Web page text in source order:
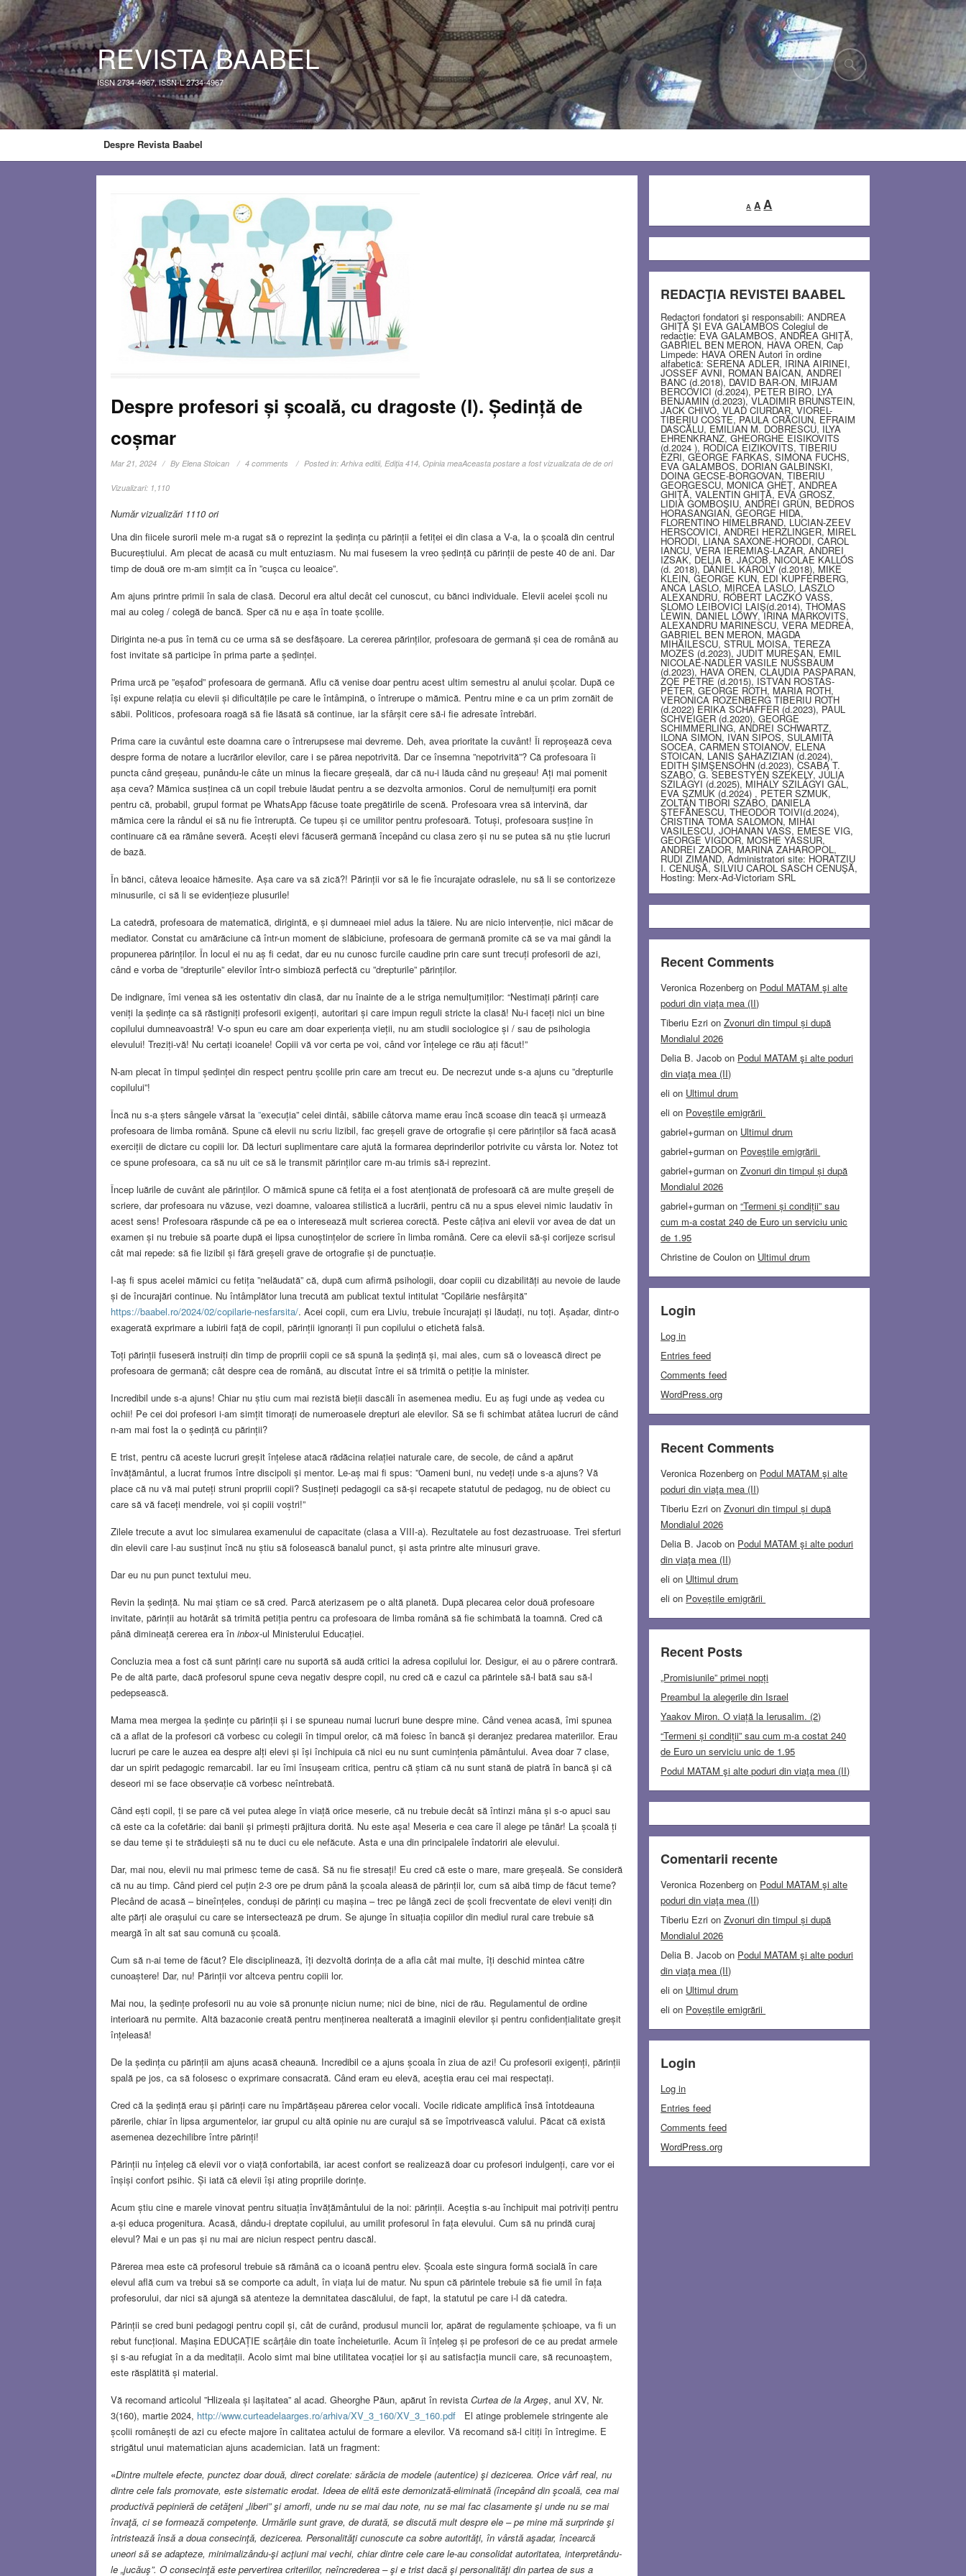
REVISTA BAABEL
ISSN 2734-4967, ISSN-L 2734-4967
Despre Revista Baabel
Despre profesori și școală, cu dragoste (I). Ședință de
coșmar
Mar 21, 2024 ByElena Stoican 4 comments Posted in:Arhiva editii,Ediţia 414,Opinia meaAceasta postare a fost vizualizata de de ori
Vizualizari: 1,110
Număr vizualizări 1110 ori
Una din fiicele surorii mele m-a rugat să o reprezint la ședința cu părinții a fetiței ei din clasa a V-a, la o școală din centrul
Bucureștiului. Am plecat de acasă cu mult entuziasm. Nu mai fusesem la vreo ședință cu părinții de peste 40 de ani. Dar
timp de două ore m-am simțit ca în ”cușca cu leoaice”.
Am ajuns printre primii în sala de clasă. Decorul era altul decât cel cunoscut, cu bănci individuale. Elevii acelei școli nu
mai au coleg / colegă de bancă. Sper că nu e așa în toate școlile.
Diriginta ne-a pus în temă cu ce urma să se desfășoare. La cererea părinților, profesoara de germană și cea de română au
fost invitate să participe în prima parte a ședinței.
Prima urcă pe ”eșafod” profesoara de germană. Aflu că venise doar pentru acest ultim semestru al anului școlar. După ce
își expune relația cu elevii și dificultățile pe care le întâmpină, o întrerupe o mămică. Pentru mine e ca un prim zornăit de
săbii. Politicos, profesoara roagă să fie lăsată să continue, iar la sfârșit cere să-i fie adresate întrebări.
Prima care ia cuvântul este doamna care o întrerupsese mai devreme. Deh, avea prioritate la cuvânt! Îi reproșează ceva
despre forma de notare a lucrărilor elevilor, care i se părea nepotrivită. Dar ce însemna ”nepotrivită”? Că profesoara îi
puncta când greșeau, punându-le câte un minus la fiecare greșeală, dar că nu-i lăuda când nu greșeau! Ați mai pomenit
așa ceva? Mămica susținea că un copil trebuie lăudat pentru a se dezvolta armonios. Corul de nemulțumiți era pornit
pentru că, probabil, grupul format pe WhatsApp făcuse toate pregătirile de scenă. Profesoara vrea să intervină, dar
mămica cere la rândul ei să nu fie întreruptă. Ce tupeu și ce umilitor pentru profesoară. Totuși, profesoara susține în
continuare că ea rămâne severă. Acești elevi făcuseră germană începând cu clasa zero și nu se putea să nu știe lucruri
de bază.
În bănci, câteva leoaice hămesite. Așa care va să zică?! Părinții vor să le fie încurajate odraslele, nu să li se contorizeze
minusurile, ci să li se evidențieze plusurile!
La catedră, profesoara de matematică, dirigintă, e și dumneaei miel adus la tăiere. Nu are nicio intervenție, nici măcar de
mediator. Constat cu amărăciune că într-un moment de slăbiciune, profesoara de germană promite că se va mai gândi la
propunerea părinților. În locul ei nu aș fi cedat, dar eu nu cunosc furcile caudine prin care sunt trecuți profesorii de azi,
când e vorba de ”drepturile” elevilor într-o simbioză perfectă cu ”drepturile” părinților.
De indignare, îmi venea să ies ostentativ din clasă, dar nu înainte de a le striga nemulțumiților: “Nestimați părinți care
veniți la ședințe ca să răstigniți profesorii exigenți, autoritari și care impun reguli stricte la clasă! Nu-i faceți nici un bine
copilului dumneavoastră! V-o spun eu care am doar experiența vieții, nu am studii sociologice și / sau de psihologia
elevului! Treziți-vă! Nu certați icoanele! Copiii vă vor certa pe voi, când vor înțelege ce rău ați făcut!”
N-am plecat în timpul ședinței din respect pentru școlile prin care am trecut eu. De necrezut unde s-a ajuns cu ”drepturile
copilului”!
Încă nu s-a șters sângele vărsat la”execuția” celei dintâi, săbiile câtorva mame erau încă scoase din teacă și urmează
profesoara de limba română. Spune că elevii nu scriu lizibil, fac greșeli grave de ortografie și cere părinților să facă acasă
exerciții de dictare cu copiii lor. Dă lecturi suplimentare care ajută la formarea deprinderilor potrivite cu vârsta lor. Notez tot
ce spune profesoara, ca să nu uit ce să le transmit părinților care m-au trimis să-i reprezint.
Încep luările de cuvânt ale părinților. O mămică spune că fetița ei a fost atenționată de profesoară că are multe greșeli de
scriere, dar profesoara nu văzuse, vezi doamne, valoarea stilistică a lucrării, pentru că nu a spus elevei nimic laudativ în
acest sens! Profesoara răspunde că pe ea o interesează mult scrierea corectă. Peste câțiva ani elevii vor avea de dat un
examen și nu trebuie să poarte după ei lipsa cunoștințelor de scriere în limba română. Cere ca elevii să-și corijeze scrisul
cât mai repede: să fie lizibil și fără greșeli grave de ortografie și de punctuație.
I-aș fi spus acelei mămici cu fetița ”nelăudată” că, după cum afirmă psihologii, doar copiii cu dizabilități au nevoie de laude
și de încurajări continue. Nu întâmplător luna trecută am publicat textul intitulat ”Copilărie nesfârșită”
https://baabel.ro/2024/02/copilarie-nesfarsita/. Acei copii, cum era Liviu, trebuie încurajați și lăudați, nu toți. Așadar, dintr-o
exagerată exprimare a iubirii față de copil, părinții ignoranți îi pun copilului o etichetă falsă.
Toți părinții fuseseră instruiți din timp de propriii copii ce să spună la ședință și, mai ales, cum să o lovească direct pe
profesoara de germană; cât despre cea de română, au discutat între ei să trimită o petiție la minister.
Incredibil unde s-a ajuns! Chiar nu știu cum mai rezistă bieții dascăli în asemenea mediu. Eu aș fugi unde aș vedea cu
ochii! Pe cei doi profesori i-am simțit timorați de numeroasele drepturi ale elevilor. Să se fi schimbat atâtea lucruri de când
n-am mai fost la o ședință cu părinții?
E trist, pentru că aceste lucruri greșit înțelese atacă rădăcina relației naturale care, de secole, de când a apărut
învățământul, a lucrat frumos între discipoli și mentor. Le-aș mai fi spus: ”Oameni buni, nu vedeți unde s-a ajuns? Vă
place că nu vă mai puteți struni propriii copii? Susțineți pedagogii ca să-și recapete statutul de pedagog, nu de obiect cu
care să vă faceți mendrele, voi și copiii voștri!”
Zilele trecute a avut loc simularea examenului de capacitate (clasa a VIII-a). Rezultatele au fost dezastruoase. Trei sferturi
din elevii care l-au susținut încă nu știu să folosească banalul punct, și asta printre alte minusuri grave.
Dar eu nu pun punct textului meu.
Revin la ședință. Nu mai știam ce să cred. Parcă aterizasem pe o altă planetă. După plecarea celor două profesoare
invitate, părinții au hotărât să trimită petiția pentru ca profesoara de limba română să fie schimbată la toamnă. Cred că
până dimineață cererea era îninbox-ul Ministerului Educației.
Concluzia mea a fost că sunt părinți care nu suportă să audă critici la adresa copilului lor. Desigur, ei au o părere contrară.
Pe de altă parte, dacă profesorul spune ceva negativ despre copil, nu cred că e cazul ca părintele să-l bată sau să-l
pedepsească.
Mama mea mergea la ședințe cu părinții și i se spuneau numai lucruri bune despre mine. Când venea acasă, îmi spunea
că a aflat de la profesori că vorbesc cu colegii în timpul orelor, că mă foiesc în bancă și deranjez predarea materiilor. Erau
lucruri pe care le auzea ea despre alți elevi și își închipuia că nici eu nu sunt cumințenia pământului. Avea doar 7 clase,
dar un spirit pedagogic remarcabil. Iar eu îmi însușeam critica, pentru că știam că nu sunt stană de piatră în bancă și că
deseori mi se face observație că vorbesc neîntrebată.
Când ești copil, ți se pare că vei putea alege în viață orice meserie, că nu trebuie decât să întinzi mâna și s-o apuci sau
că este ca la cofetărie: dai banii și primești prăjitura dorită. Nu este așa! Meseria e cea care îl alege pe tânăr! La școală ți
se dau teme și te străduiești să nu te duci cu ele nefăcute. Asta e una din principalele îndatoriri ale elevului.
Dar, mai nou, elevii nu mai primesc teme de casă. Să nu fie stresați! Eu cred că este o mare, mare greșeală. Se consideră
că nu au timp. Când pierd cel puțin 2-3 ore pe drum până la școala aleasă de părinții lor, cum să aibă timp de făcut teme?
Plecând de acasă – bineînțeles, conduși de părinți cu mașina – trec pe lângă zeci de școli frecventate de elevi veniți din
alte părți ale orașului cu care se intersectează pe drum. Se ajunge în situația copiilor din mediul rural care trebuie să
meargă în alt sat sau comună cu școală.
Cum să n-ai teme de făcut? Ele disciplinează, îți dezvoltă dorința de a afla cât mai multe, îți deschid mintea către
cunoaștere! Dar, nu! Părinții vor altceva pentru copiii lor.
Mai nou, la ședințe profesorii nu au voie să pronunțe niciun nume; nici de bine, nici de rău. Regulamentul de ordine
interioară nu permite. Altă bazaconie creată pentru menținerea nealterată a imaginii elevilor și pentru confidențialitate greșit
înțeleasă!
De la ședința cu părinții am ajuns acasă cheaună. Incredibil ce a ajuns școala în ziua de azi! Cu profesorii exigenți, părinții
spală pe jos, ca să folosesc o exprimare consacrată. Când eram eu elevă, aceștia erau cei mai respectați.
Cred că la ședință erau și părinți care nu împărtășeau părerea celor vocali. Vocile ridicate amplifică însă întotdeauna
părerile, chiar în lipsa argumentelor, iar grupul cu altă opinie nu are curajul să se împotrivească valului. Păcat că există
asemenea dezechilibre între părinți!
Părinții nu înțeleg că elevii vor o viață confortabilă, iar acest confort se realizează doar cu profesori indulgenți, care vor ei
înșiși confort psihic. Și iată că elevii își ating propriile dorințe.
Acum știu cine e marele vinovat pentru situația învățământului de la noi: părinții. Aceștia s-au închipuit mai potriviți pentru
a-și educa progenitura. Acasă, dându-i dreptate copilului, au umilit profesorul în fața elevului. Cum să nu prindă curaj
elevul? Mai e un pas și nu mai are niciun respect pentru dascăl.
Părerea mea este că profesorul trebuie să rămână ca o icoană pentru elev. Școala este singura formă socială în care
elevul află cum va trebui să se comporte ca adult, în viața lui de matur. Nu spun că părintele trebuie să fie umil în fața
profesorului, dar nici să ajungă să atenteze la demnitatea dascălului, de fapt, la statutul pe care i-l dă catedra.
Părinții se cred buni pedagogi pentru copil și, cât de curând, produsul muncii lor, apărat de regulamente șchioape, va fi un
rebut funcțional. Mașina EDUCAȚIE scârțâie din toate încheieturile. Acum îi înțeleg și pe profesori de ce au predat armele
și s-au refugiat în a da meditații. Acolo simt mai bine utilitatea vocației lor și au satisfacția muncii care, să recunoaștem,
este răsplătită și material.
Vă recomand articolul ”Hlizeala și lașitatea” al acad. Gheorghe Păun, apărut în revistaCurtea de la Argeș, anul XV, Nr.
3(160), martie 2024, http://www.curteadelaarges.ro/arhiva/XV_3_160/XV_3_160.pdf El atinge problemele stringente ale
școlii românești de azi cu efecte majore în calitatea actului de formare a elevilor. Vă recomand să-l citiți în întregime. E
strigătul unui matematician ajuns academician. Iată un fragment:
«Dintre multele efecte, punctez doar două, direct corelate: sărăcia de modele (autentice) şi dezicerea. Orice vârf real, nu
dintre cele fals promovate, este sistematic erodat. Ideea de elită este demonizată-eliminată (începând din şcoală, cea mai
productivă pepinieră de cetăţeni „liberi” şi amorfi, unde nu se mai dau note, nu se mai fac clasamente şi unde nu se mai
învaţă, ci se formează competenţe. Urmările sunt grave, de durată, se discută mult despre ele – pe mine mă surprinde şi
întristează însă a doua consecinţă, dezicerea. Personalităţi cunoscute ca sobre autorităţi, în vârstă aşadar, încearcă
uneori să se adapteze, minimalizându-şi acţiuni mai vechi, chiar dintre cele care le-au consolidat autoritatea, interpretându-
le „jucăuş”. O consecinţă este pervertirea criteriilor, neîncrederea – şi e trist dacă şi personalităţi din partea de sus a
A
Decrease
font
A Reset
AIncrease
font
REDACŢIA REVISTEI BAABEL
Redactori fondatori şi responsabili: ANDREA
GHIŢĂ ŞI EVA GALAMBOS Colegiul de
redacţie: EVA GALAMBOS, ANDREA GHIŢĂ,
GABRIEL BEN MERON, HAVA OREN, Cap
Limpede: HAVA OREN Autori în ordine
alfabetică: SERENA ADLER, IRINA AIRINEI,
JOSSEF AVNI, ROMAN BAICAN, ANDREI
BANC (d.2018), DAVID BAR-ON, MIRJAM
BERCOVICI (d.2024), PETER BIRO, LYA
BENJAMIN (d.2023), VLADIMIR BRUNSTEIN,
JACK CHIVO, VLAD CIURDAR, VIOREL-
TIBERIU COSTE, PAULA CRĂCIUN, EFRAIM
DASCĂLU, EMILIAN M. DOBRESCU, ILYA
EHRENKRANZ, GHEORGHE EISIKOVITS
(d.2024 ), RODICA EIZIKOVITS, TIBERIU
EZRI, GEORGE FARKAS, SIMONA FUCHS,
EVA GALAMBOS, DORIAN GALBINSKI,
DOINA GECSE-BORGOVAN, TIBERIU
GEORGESCU, MONICA GHEŢ, ANDREA
GHIŢĂ, VALENTIN GHIŢĂ, EVA GROSZ,
LIDIA GOMBOŞIU, ANDREI GRÜN, BEDROS
HORASANGIAN, GEORGE HIDA,
FLORENTINO HIMELBRAND, LUCIAN-ZEEV
HERSCOVICI, ANDREI HERZLINGER, MIREL
HORODI, LIANA SAXONE-HORODI, CAROL
IANCU, VERA IEREMIAŞ-LAZAR, ANDREI
IZSAK, DELIA B. JACOB, NICOLAE KALLÓS
(d. 2018), DÁNIEL KÁROLY (d.2018), MIKE
KLEIN, GEORGE KUN, EDI KUPFERBERG,
ANCA LASLO, MIRCEA LASLO, LASZLO
ALEXANDRU, RÓBERT LACZKÓ VASS,
ŞLOMO LEIBOVICI LAIŞ(d.2014), THOMAS
LEWIN, DANIEL LŐWY, IRINA MARKOVITS,
ALEXANDRU MARINESCU, VERA MEDREA,
GABRIEL BEN MERON, MAGDA
MIHĂILESCU, STRUL MOISA, TEREZA
MOZES (d.2023), JUDIT MUREŞAN, EMIL
NICOLAE-NADLER VASILE NUSSBAUM
(d.2023), HAVA OREN, CLAUDIA PASPARAN,
ZOE PETRE (d.2015), ISTVÁN ROSTÁS-
PÉTER, GEORGE ROTH, MARIA ROTH,
VERONICA ROZENBERG TIBERIU ROTH
(d.2022) ERIKA SCHAFFER (d.2023), PAUL
SCHVEIGER (d.2020), GEORGE
SCHIMMERLING, ANDREI SCHWARTZ,
ILONA SIMON, IVAN SIPOS, SULAMITA
SOCEA, CARMEN STOIANOV, ELENA
STOICAN, LANIS ŞAHAZIZIAN (d.2024),
EDITH ŞIMŞENSOHN (d.2023), CSABA T.
SZABO, G. SEBESTYEN SZEKELY, JÚLIA
SZILÁGYI (d.2025), MIHÁLY SZILÁGYI GÁL,
EVA SZMUK (d.2024) , PETER SZMUK,
ZOLTÁN TIBORI SZABO, DANIELA
ŞTEFĂNESCU, THEODOR TOIVI(d.2024),
CRISTINA TOMA SALOMON, MIHAI
VASILESCU, JOHANAN VASS, EMESE VIG,
GEORGE VIGDOR, MOSHE YASSUR,
ANDREI ZADOR, MARINA ZAHAROPOL,
RUDI ZIMAND, Administratori site: HORATZIU
I. CENUŞĂ, SILVIU CAROL SASCH CENUŞĂ,
Hosting: Merx-Ad-Victoriam SRL
Recent Comments
Veronica Rozenberg on Podul MATAM şi alte
poduri din viaţa mea (II)
Tiberiu Ezri onZvonuri din timpul și după
Mondialul 2026
Delia B. Jacob on Podul MATAM şi alte poduri
din viaţa mea (II)
eli on Ultimul drum
eli on Poveștile emigrării
gabriel+gurman on Ultimul drum
gabriel+gurman on Poveștile emigrării
gabriel+gurman onZvonuri din timpul și după
Mondialul 2026
gabriel+gurman on“Termeni și condiții” sau
cum m-a costat 240 de Euro un serviciu unic
de 1.95
Christine de Coulon on Ultimul drum
Login
Log in
Entries feed
Comments feed
WordPress.org
Recent Comments
Veronica Rozenberg on Podul MATAM şi alte
poduri din viaţa mea (II)
Tiberiu Ezri onZvonuri din timpul și după
Mondialul 2026
Delia B. Jacob on Podul MATAM şi alte poduri
din viaţa mea (II)
eli on Ultimul drum
eli on Poveștile emigrării
Recent Posts
„Promisiunile” primei nopți
Preambul la alegerile din Israel
Yaakov Miron. O viață la Ierusalim. (2)
“Termeni și condiții” sau cum m-a costat 240
de Euro un serviciu unic de 1.95
Podul MATAM şi alte poduri din viaţa mea (II)
Comentarii recente
Veronica Rozenberg on Podul MATAM şi alte
poduri din viaţa mea (II)
Tiberiu Ezri onZvonuri din timpul și după
Mondialul 2026
Delia B. Jacob on Podul MATAM şi alte poduri
din viaţa mea (II)
eli on Ultimul drum
eli on Poveștile emigrării
Login
Log in
Entries feed
Comments feed
WordPress.org